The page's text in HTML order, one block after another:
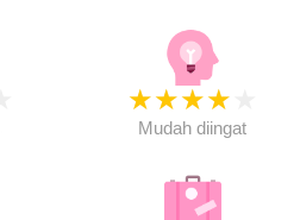
★★★★
Mudah diingat